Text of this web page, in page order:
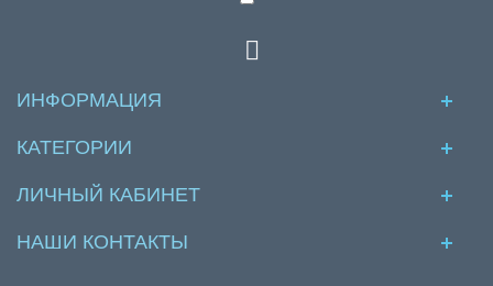
ИНФОРМАЦИЯ
КАТЕГОРИИ
ЛИЧНЫЙ КАБИНЕТ
НАШИ КОНТАКТЫ